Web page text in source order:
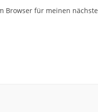
Browser für meinen